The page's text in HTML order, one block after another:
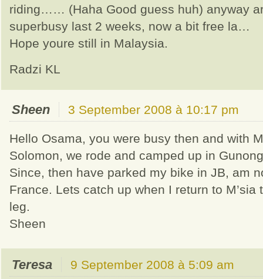
riding…… (Haha Good guess huh) anyway
superbusy last 2 weeks, now a bit free la…
Hope youre still in Malaysia.
Radzi KL
Sheen 3 September 2008 à 10:17 pm
Hello Osama, you were busy then and with
Solomon, we rode and camped up in
Since, then have parked my bike in JB, am
France. Lets catch up when I return to M’sia
leg.
Sheen
Teresa 9 September 2008 à 5:09 am